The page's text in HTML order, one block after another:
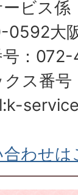
ビス係
0592大
号：
クス番
合わせは